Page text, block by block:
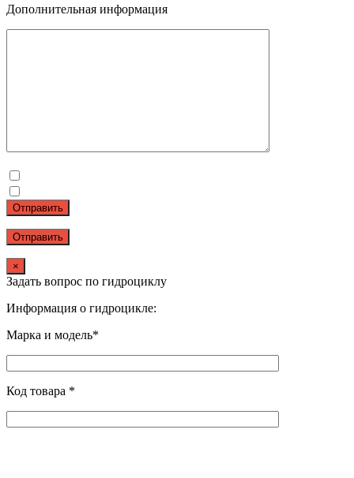
Дополнительная информация
Отправить
×
Задать вопрос по гидроциклу
Информация о гидроцикле:
Марка и модель*
Код товара *